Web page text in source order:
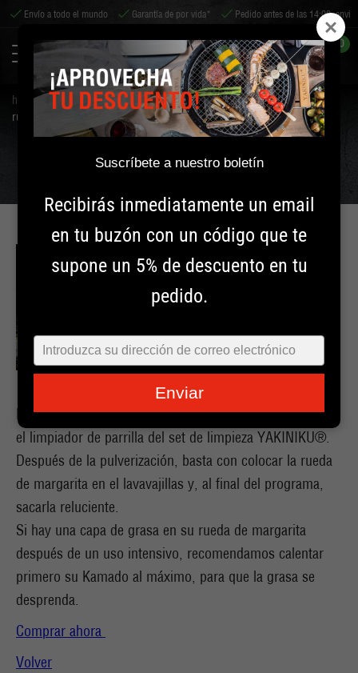
Envío a todo el mundo Garantía de por vida* Pedido antes de las 14:00,
0
home tips & servicio
consejos
rueda daisy en un kamado - ¿qué es?
MANTENIMIENTO
INFORMACIÓN
La mejor manera de limpiar la rueda de margarita es con
el limpiador de parrilla del set de limpieza YAKINIKU®.
Después de la pulverización, basta con colocar la rueda
de margarita en el lavavajillas y, al final del programa,
sacarla reluciente.
Si hay una capa de grasa en su rueda de margarita
después de un uso intensivo, recomendamos calentar
primero su Kamado al máximo, para que la grasa se
desprenda.
Comprar ahora
Volver
Suscríbete a nuestro boletín
Recibirás inmediatamente un email
en tu buzón con un código que te
supone un 5% de descuento en tu
pedido.
Typ
je
in
Enviar